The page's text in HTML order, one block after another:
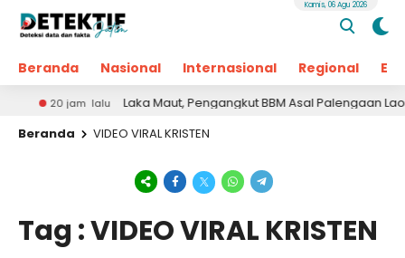
Beranda Nasional Internasional Regional
Kamis, 06 Agu 2026
20 jam lalu
Laka Maut, Pengangkut BBM Asal Palengaan Laok
Beranda
VIDEO VIRAL KRISTEN
Tag : VIDEO VIRAL KRISTEN